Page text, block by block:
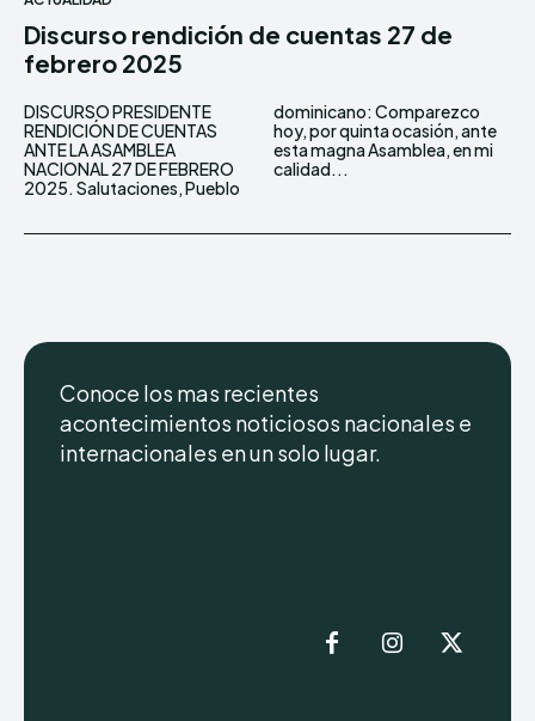
Discurso rendición de cuentas 27 de
febrero 2025
DISCURSO PRESIDENTE
RENDICIÓN DE CUENTAS
ANTE LA ASAMBLEA
NACIONAL 27 DE FEBRERO
2025. Salutaciones, Pueblo
dominicano: Comparezco
hoy, por quinta ocasión, ante
esta magna Asamblea, en mi
calidad...
Conoce los mas recientes
acontecimientos noticiosos nacionales e
internacionales en un solo lugar.